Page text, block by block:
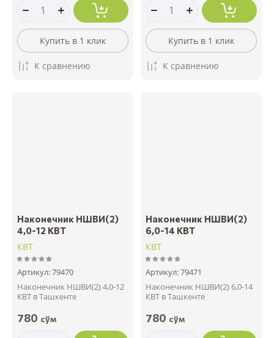
Купить в 1 клик
К сравнению
Купить в 1 клик
К сравнению
Наконечник НШВИ(2)
4,0-12 КВТ
КВТ
Артикул:79470
Наконечник НШВИ(2) 4,0-12
КВТ в Ташкенте
780 сўм
Наконечник НШВИ(2)
6,0-14 КВТ
КВТ
Артикул:79471
Наконечник НШВИ(2) 6,0-14
КВТ в Ташкенте
780 сўм